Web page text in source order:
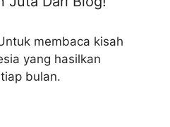
membaca kisah
yang hasilkan
bulan.